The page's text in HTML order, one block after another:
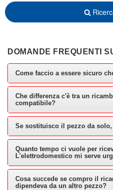
DOMANDE FREQUENTI
Come faccio a essere sicuro
Che differenza c'è tra un
compatibile?
Se sostituisco il pezzo da
Quanto tempo ci vuole per
L'elettrodomestico mi serve
Cosa succede se compro il
dipendeva da un altro pezzo?